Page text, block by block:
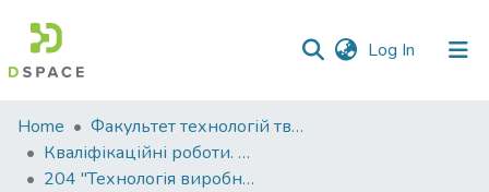
Log In (current)
Communities
&
Collections
Home
Факультет технологій тваринництва та продовольства
Кваліфікаційні роботи. Факультет технологій тваринництва та продовольства
204 "Технологія виробництва і переробки продукції тваринництва" - Магістри 2022-2023